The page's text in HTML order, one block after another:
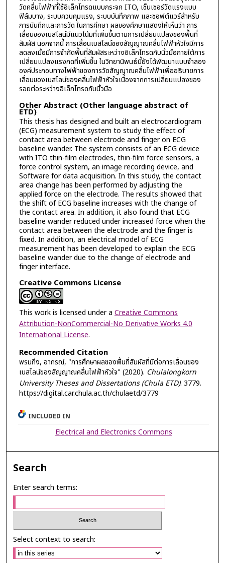
วัดคลื่นไฟฟ้าที่ใช้อิเล็กโทรดแบบกระจก ITO, เซ็นเซอร์วัดแรงแบบ
ฟิล์มบาง, ระบบควบคุมแรง, ระบบบันทึกภาพ และซอฟต์แวร์สำหรับ
การบันทึกและการวัด ในการศึกษา ผลของศึกษาแสดงให้เห็นว่า การ
เลื่อนของเบสไลน์มีแนวโน้มที่เพิ่มขึ้นตามการเปลี่ยนแปลงของพื้นที่
สัมผัส นอกจากนี้ การเลื่อนเบสไลน์ของสัญญาณคลื่นไฟฟ้าหัวใจมีการ
ลดลงเมื่อมีการจำกัดพื้นที่สัมผัสระหว่างอิเล็กโทรดกับนิ้วมือภายใต้การ
เปลี่ยนแปลงแรงกดที่เพิ่มขึ้น ในวิทยานิพนธ์นี้ยังได้พัฒนาแบบจำลอง
องค์ประกอบทางไฟฟ้าของการวัดสัญญาณคลื่นไฟฟ้าเพื่ออธิบายการ
เลื่อนของเบสไลน์ของคลื่นไฟฟ้าหัวใจเนื่องจากการเปลี่ยนแปลงของ
รอยต่อระหว่างอิเล็กโทรดกับนิ้วมือ
Other Abstract (Other language abstract of
ETD)
This thesis has designed and built an electrocardiogram
(ECG) measurement system to study the effect of
contact area between electrode and finger on ECG
baseline wander. The system consists of an ECG device
with ITO thin-film electrodes, thin-film force sensors, a
force control system, an image recording device, and
Software for data acquisition. In this study, the contact
area change has been performed by adjusting the
applied force on the electrode. The results showed that
the shift of ECG baseline increases with the change of
the contact area. In addition, it also found that ECG
baseline wander reduced under increased force when the
contact area between the electrode and the finger is
fixed. In addition, an electrical model of ECG
measurement has been developed to explain the ECG
baseline wander due to the change of electrode and
finger interface.
Creative Commons License
This work is licensed under a Creative Commons
Attribution-NonCommercial-No Derivative Works 4.0
International License.
Recommended Citation
พรมกิ่ง, อาภรณ์, "การศึกษาผลของพื้นที่สัมผัสที่มีต่อการเลื่อนของ
เบสไลน์ของสัญญาณคลื่นไฟฟ้าหัวใจ" (2020). Chulalongkorn
University Theses and Dissertations (Chula ETD). 3779.
https://digital.car.chula.ac.th/chulaetd/3779
INCLUDED IN
Electrical and Electronics Commons
Search
Enter search terms:
Select context to search: